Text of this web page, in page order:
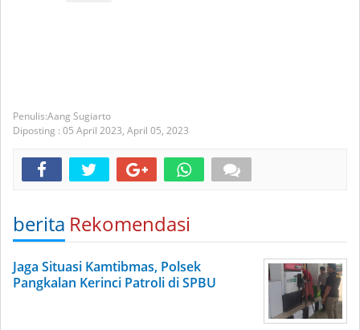
Aang Sugiarto
Diposting : 05 April 2023, April 05, 2023
berita Rekomendasi
Jaga Situasi Kamtibmas, Polsek
Pangkalan Kerinci Patroli di SPBU